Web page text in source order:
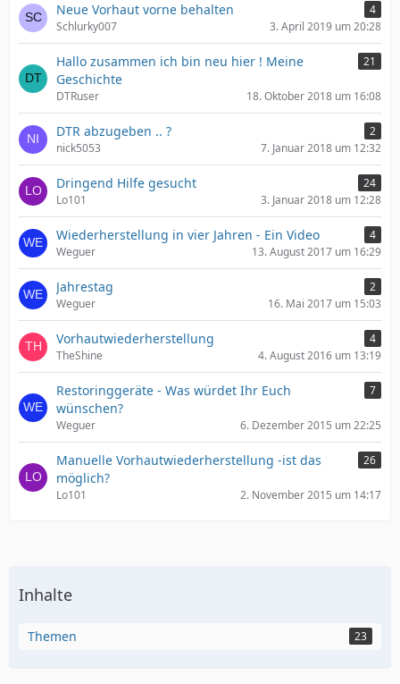
Neue Vorhaut vorne behalten
4
Schlurky007
3. April 2019 um 20:28
Hallo zusammen ich bin neu hier ! Meine
Geschichte
21
DTRuser 18. Oktober 2018 um 16:08
DTR abzugeben .. ?
2
nick5053
7. Januar 2018 um 12:32
Dringend Hilfe gesucht
24
Lo101
3. Januar 2018 um 12:28
Wiederherstellung in vier Jahren - Ein Video
4
Weguer
13. August 2017 um 16:29
Jahrestag
2
Weguer
16. Mai 2017 um 15:03
Vorhautwiederherstellung
4
TheShine
4. August 2016 um 13:19
Restoringgeräte - Was würdet Ihr Euch
wünschen?
7
Weguer 6. Dezember 2015 um 22:25
Manuelle Vorhautwiederherstellung -ist das
möglich?
26
Lo101 2. November 2015 um 14:17
Inhalte
Themen 23